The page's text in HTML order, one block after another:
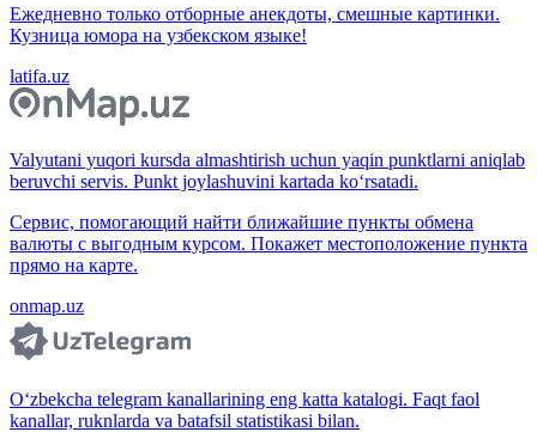
Ежедневно только отборные анекдоты, смешные картинки.
Кузница юмора на узбекском языке!
latifa.uz
Valyutani yuqori kursda almashtirish uchun yaqin punktlarni aniqlab
beruvchi servis. Punkt joylashuvini kartada ko‘rsatadi.
Сервис, помогающий найти ближайшие пункты обмена
валюты с выгодным курсом. Покажет местоположение пункта
прямо на карте.
onmap.uz
O‘zbekcha telegram kanallarining eng katta katalogi. Faqt faol
kanallar, ruknlarda va batafsil statistikasi bilan.